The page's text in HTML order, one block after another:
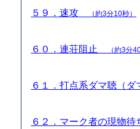
５９．速攻 （約3分10秒）
６０．連荘阻止 （約3分
６１．打点系ダマ聴（
６２．マーク者の現物